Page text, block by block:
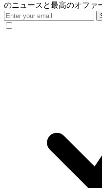
のニュースと最高のオファ